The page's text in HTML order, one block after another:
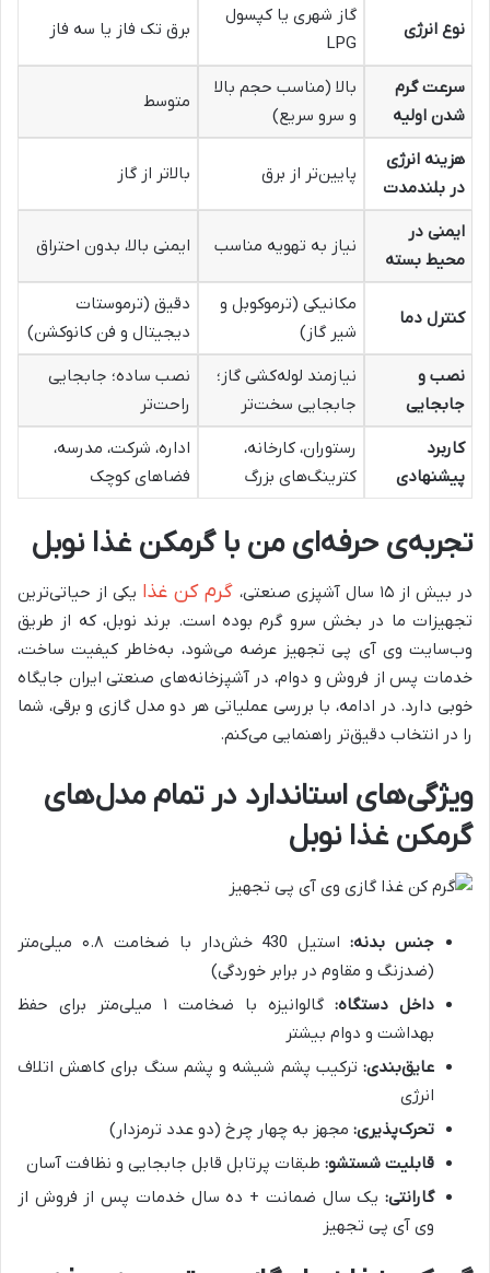
نوع انرژی
گاز شهری یا کپسول
LPG
برق تک فاز یا سه فاز
سرعت گرم
شدن اولیه
بالا (مناسب حجم بالا
و سرو سریع)
متوسط
هزینه انرژی
در بلندمدت
پایین‌تر از برق بالاتر از گاز
ایمنی در
محیط بسته
نیاز به تهویه مناسب ایمنی بالا، بدون احتراق
کنترل دما
مکانیکی (ترموکوبل و
شیر گاز)
دقیق (ترموستات
دیجیتال و فن کانوکشن)
نصب و
جابجایی
نیازمند لوله‌کشی گاز؛
جابجایی سخت‌تر
نصب ساده؛ جابجایی
راحت‌تر
کاربرد
پیشنهادی
رستوران، کارخانه،
کترینگ‌های بزرگ
اداره، شرکت، مدرسه،
فضاهای کوچک
تجربه‌ی حرفه‌ای من با گرمکن غذا نوبل
در بیش از ۱۵ سال آشپزی صنعتی، گرم کن غذا یکی از حیاتی‌ترین
تجهیزات ما در بخش سرو گرم بوده است. برند نوبل، که از طریق
وب‌سایت وی آی پی تجهیز عرضه می‌شود، به‌خاطر کیفیت ساخت،
خدمات پس از فروش و دوام، در آشپزخانه‌های صنعتی ایران جایگاه
خوبی دارد. در ادامه، با بررسی عملیاتی هر دو مدل گازی و برقی، شما
را در انتخاب دقیق‌تر راهنمایی می‌کنم.
ویژگی‌های استاندارد در تمام مدل‌های
گرمکن غذا نوبل
جنس بدنه:
استیل 430 خش‌دار با ضخامت ۰.۸ میلی‌متر
(ضدزنگ و مقاوم در برابر خوردگی)
داخل دستگاه:
گالوانیزه با ضخامت ۱ میلی‌متر برای حفظ
بهداشت و دوام بیشتر
عایق‌بندی: ترکیب پشم شیشه و پشم سنگ برای کاهش اتلاف
انرژی
تحرک‌پذیری: مجهز به چهار چرخ (دو عدد ترمزدار)
قابلیت شستشو: طبقات پرتابل قابل جابجایی و نظافت آسان
گارانتی: یک سال ضمانت + ده سال خدمات پس از فروش از
وی آی پی تجهیز